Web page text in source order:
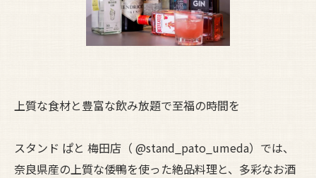
上質な食材と豊富な飲み放題で至福の時間を
スタンド ぱと 梅田店（ @stand_pato_umeda）では、
奈良県産の上質な倭鴨を使った絶品料理と、多彩なお酒